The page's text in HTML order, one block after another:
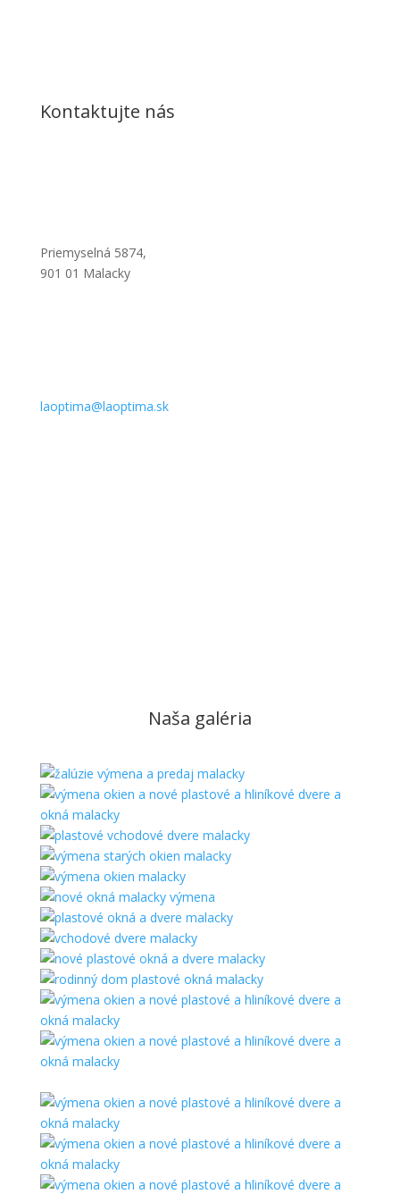
Kontaktujte nás
Priemyselná 5874,
901 01 Malacky
laoptima@laoptima.sk
Naša galéria